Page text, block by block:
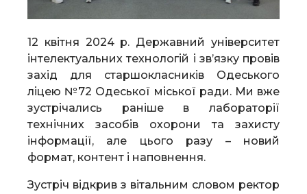
12 квітня 2024 р. Державний університет
інтелектуальних технологій і зв’язку провів
захід для старшокласників Одеського
ліцею №72 Одеської міської ради. Ми вже
зустрічались раніше в лабораторії
технічних засобів охорони та захисту
інформації, але цього разу – новий
формат, контент і наповнення.
Зустріч відкрив з вітальним словом ректор